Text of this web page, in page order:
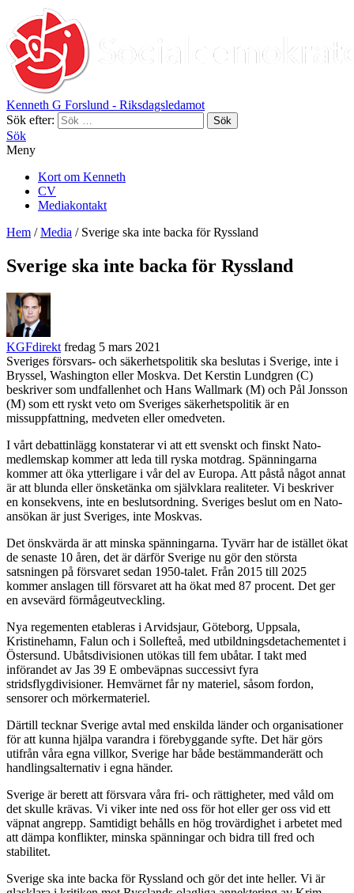
Kenneth G Forslund - Riksdagsledamot
Sök efter:
Sök
Meny
Kort om Kenneth
CV
Mediakontakt
Hem /Media / Sverige ska inte backa för Ryssland
Sverige ska inte backa för Ryssland
KGFdirekt fredag 5 mars 2021
Sveriges försvars- och säkerhetspolitik ska beslutas i Sverige, inte i
Bryssel, Washington eller Moskva. Det Kerstin Lundgren (C)
beskriver som undfallenhet och Hans Wallmark (M) och Pål Jonsson
(M) som ett ryskt veto om Sveriges säkerhetspolitik är en
missuppfattning, medveten eller omedveten.
I vårt debattinlägg konstaterar vi att ett svenskt och finskt Nato-
medlemskap kommer att leda till ryska motdrag. Spänningarna
kommer att öka ytterligare i vår del av Europa. Att påstå något annat
är att blunda eller önsketänka om självklara realiteter. Vi beskriver
en konsekvens, inte en beslutsordning. Sveriges beslut om en Nato-
ansökan är just Sveriges, inte Moskvas.
Det önskvärda är att minska spänningarna. Tyvärr har de istället ökat
de senaste 10 åren, det är därför Sverige nu gör den största
satsningen på försvaret sedan 1950-talet. Från 2015 till 2025
kommer anslagen till försvaret att ha ökat med 87 procent. Det ger
en avsevärd förmågeutveckling.
Nya regementen etableras i Arvidsjaur, Göteborg, Uppsala,
Kristinehamn, Falun och i Sollefteå, med utbildningsdetachementet i
Östersund. Ubåtsdivisionen utökas till fem ubåtar. I takt med
införandet av Jas 39 E ombeväpnas successivt fyra
stridsflygdivisioner. Hemvärnet får ny materiel, såsom fordon,
sensorer och mörkermateriel.
Därtill tecknar Sverige avtal med enskilda länder och organisationer
för att kunna hjälpa varandra i förebyggande syfte. Det här görs
utifrån våra egna villkor, Sverige har både bestämmanderätt och
handlingsalternativ i egna händer.
Sverige är berett att försvara våra fri- och rättigheter, med våld om
det skulle krävas. Vi viker inte ned oss för hot eller ger oss vid ett
väpnat angrepp. Samtidigt behålls en hög trovärdighet i arbetet med
att dämpa konflikter, minska spänningar och bidra till fred och
stabilitet.
Sverige ska inte backa för Ryssland och gör det inte heller. Vi är